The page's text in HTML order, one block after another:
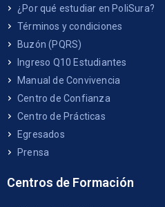
¿Por qué estudiar en PoliSura?
Términos y condiciones
Buzón (PQRS)
Ingreso Q10 Estudiantes
Manual de Convivencia
Centro de Confianza
Centro de Prácticas
Egresados
Prensa
Centros de Formación